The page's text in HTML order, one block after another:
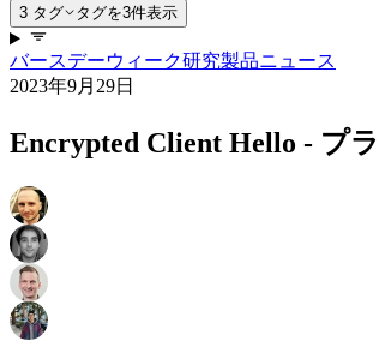
3 タグ タグを3件表示
バースデーウィーク研究製品ニュース
2023年9月29日
Encrypted Client Hello - プ